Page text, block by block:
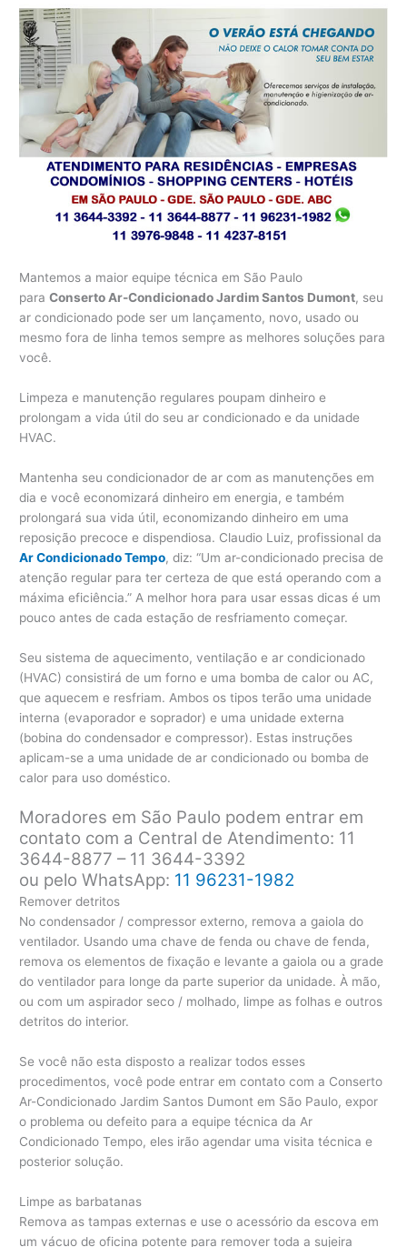
Mantemos a maior equipe técnica em São Paulo
paraConserto Ar-Condicionado Jardim Santos Dumont, seu
ar condicionado pode ser um lançamento, novo, usado ou
mesmo fora de linha temos sempre as melhores soluções para
você.
Limpeza e manutenção regulares poupam dinheiro e
prolongam a vida útil do seu ar condicionado e da unidade
HVAC.
Mantenha seu condicionador de ar com as manutenções em
dia e você economizará dinheiro em energia, e também
prolongará sua vida útil, economizando dinheiro em uma
reposição precoce e dispendiosa. Claudio Luiz, profissional da
Ar Condicionado Tempo, diz: “Um ar-condicionado precisa de
atenção regular para ter certeza de que está operando com a
máxima eficiência.” A melhor hora para usar essas dicas é um
pouco antes de cada estação de resfriamento começar.
Seu sistema de aquecimento, ventilação e ar condicionado
(HVAC) consistirá de um forno e uma bomba de calor ou AC,
que aquecem e resfriam. Ambos os tipos terão uma unidade
interna (evaporador e soprador) e uma unidade externa
(bobina do condensador e compressor). Estas instruções
aplicam-se a uma unidade de ar condicionado ou bomba de
calor para uso doméstico.
Moradores em São Paulo podem entrar em
contato com a Central de Atendimento: 11
3644-8877 – 11 3644-3392
ou pelo WhatsApp: 11 96231-1982
Remover detritos
No condensador / compressor externo, remova a gaiola do
ventilador. Usando uma chave de fenda ou chave de fenda,
remova os elementos de fixação e levante a gaiola ou a grade
do ventilador para longe da parte superior da unidade. À mão,
ou com um aspirador seco / molhado, limpe as folhas e outros
detritos do interior.
Se você não esta disposto a realizar todos esses
procedimentos, você pode entrar em contato com a Conserto
Ar-Condicionado Jardim Santos Dumont em São Paulo, expor
o problema ou defeito para a equipe técnica da Ar
Condicionado Tempo, eles irão agendar uma visita técnica e
posterior solução.
Limpe as barbatanas
Remova as tampas externas e use o acessório da escova em
um vácuo de oficina potente para remover toda a sujeira